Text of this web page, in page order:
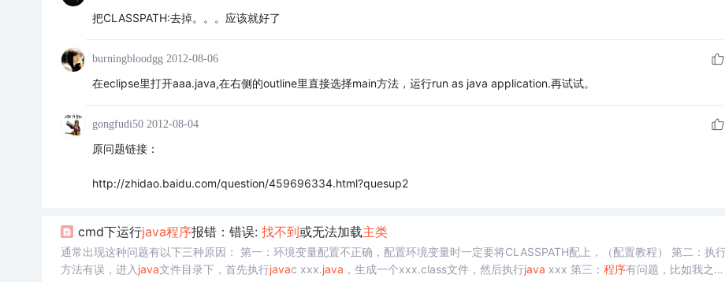
把CLASSPATH:去掉。。。应该就好了
burningbloodgg 2012-08-06
在eclipse里打开aaa.java,在右侧的outline里直接选择main方法，运行run as java application.再试试。
gongfudi50 2012-08-04
原问题链接：
http://zhidao.baidu.com/question/459696334.html?quesup2
cmd下运行java程序报错：错误: 找不到或无法加载主类
通常出现这种问题有以下三种原因： 第一：环境变量配置不正确，配置环境变量时一定要将CLASSPATH配上，（配置教程） 第二：执行
方法有误，进入 java文件目录下，首先执行javac xxx.java ，生成一个xxx.class文件，然后执行java xxx 第三： 程序有问题，比如我之前